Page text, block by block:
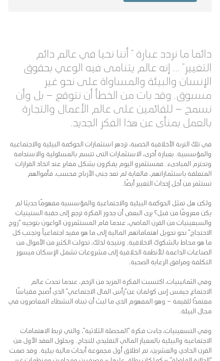
دائما ما نردد عبارة ” أننا نحيا في عالم دائم
التغيير” … إنه عالم يتنامى فيه الوعي بحقوق
الإنسان والبيئة والمساواة على نحو غير
مسبوق. وقد بات من الخطأ أن نتوقع – بل وأن
نسمح – للقائمين على عالم الأعمال والتجارة
بالعمل بمنأى عن هذا الفكر الجديد.
في تلك التربة الأخلاقية الخصبة، تزدهر استثمارات الحوكمة البيئية والاجتماعية
والمؤسسية. بعبارة أخرى، الاستثمارات التى تتسم بالمسئولية والاستدامة
وتحترم المبادىء. فمستثمرو اليوم يفكرون بشكل مغاير عند اتخاذ القرارات
المتعلقة باستثماراتهم، فالغاية لم تعد جنى الأرباح فحسب، فأموالهم
تستثمر من أجل إحداث التغيير أيضًا.
ولكن هل تمثل الحوكمة البيئية والاجتماعية والمؤسسية مفهومًا حديثا لم
يكن معروفًا من قبل؟ يرى البعض أن جذور الفكرة ترجع إلى حقبة الستينيات
والسبعينيات من القرن الماضي، عندما قام المستثمرون الواعون بتوجيه “روح
الاحتجاج” نحو تحويل اهتماماتهم المالية إلى ما هو مفيد اجتماعياً وتجنب كل
ما هو محاط بالشكوك الاخلاقية. ونتيجة لذلك، تحولت الكثير من الأموال من
الصناعات الداعمة للأنظمة الخلافية إلى مشروعات تشمل الإسكان ميسور
التكلفة ومرافق الرعاية الصحية.
وفي الثمانينيات، اكتسبت الفكرة المزيد من الزخم، عندما تحدث عالم
الاجتماع جيمس إس كولمان عن”رأس المال الاجتماعي” الذي أصبح مقياسًا
معتمدًا للقيمة – وهو المفهوم الذي ما لبث أن تبناه النشطاء المعاصرون في
مجال البيئة.
وفي التسعينيات، جاءت فكرة “المحصلة الثلاثية”، والتي تربط الاهتمامات
الاجتماعية والبيئية بالمعيار المالي التقليدي للنجاح. وبحلول العقد الأول من
القرن الحادي والعشرين، تم اطلاق أول مجموعة أبحاث مالية بيئية. وقد ضمت